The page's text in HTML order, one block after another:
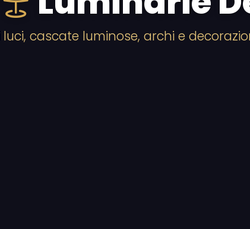
luci, cascate luminose, archi e